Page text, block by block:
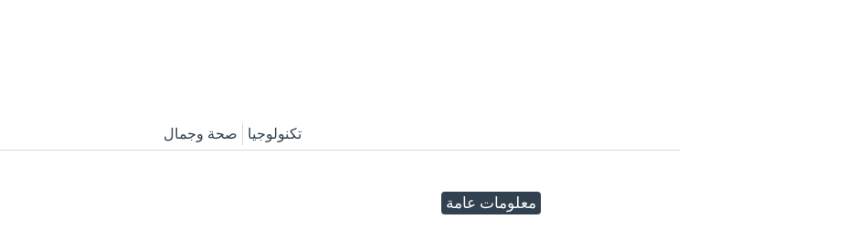
تكنولوجيا صحة وجمال
معلومات عامة